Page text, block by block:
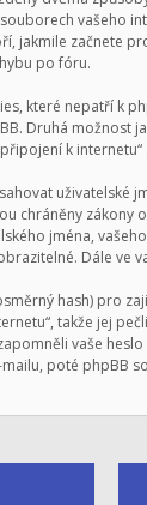
vašeho
jakmile začnete
po fóru.
které nepatří k
Druhá možnost
k
uživatelské
chráněny zákony
jména,
Dále ve
hash) pro
takže jej
vaše
poté phpBB